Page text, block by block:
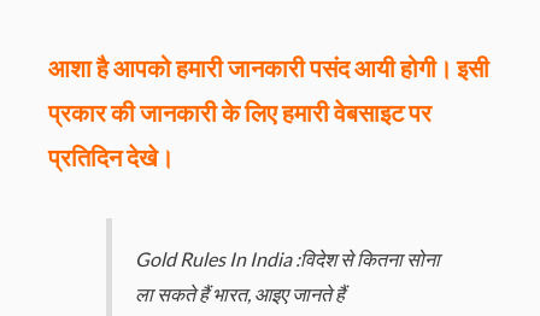
आशा है आपको हमारी जानकारी पसंद आयी होगी। इसी
प्रकार की जानकारी के लिए हमारी वेबसाइट पर
प्रतिदिन देखे।
Gold Rules In India :विदेश से कितना सोना
ला सकते हैं भारत, आइए जानते हैं